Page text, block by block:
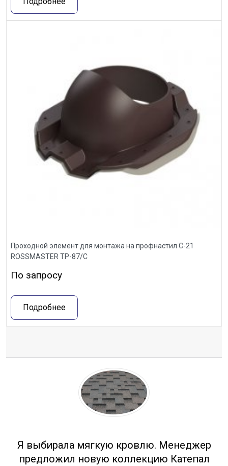
Проходной элемент для монтажа на профнастил С-21
ROSSMASTER ТР-87/С
По запросу
Подробнее
Я выбирала мягкую кровлю. Менеджер
предложил новую коллекцию Катепал